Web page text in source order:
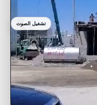
تشغيل الصوت